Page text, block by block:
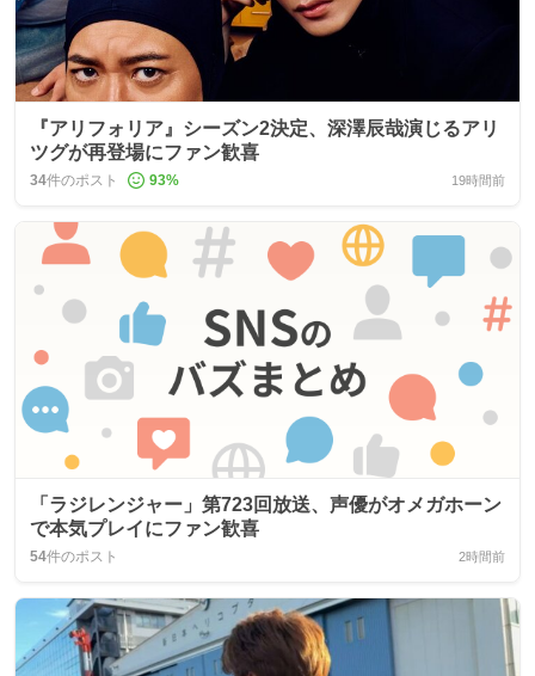
『アリフォリア』シーズン2決定、深澤辰哉演じるアリ
ツグが再登場にファン歓喜
34件のポスト 93% 19時間前
「ラジレンジャー」第723回放送、声優がオメガホーン
で本気プレイにファン歓喜
54件のポスト 2時間前